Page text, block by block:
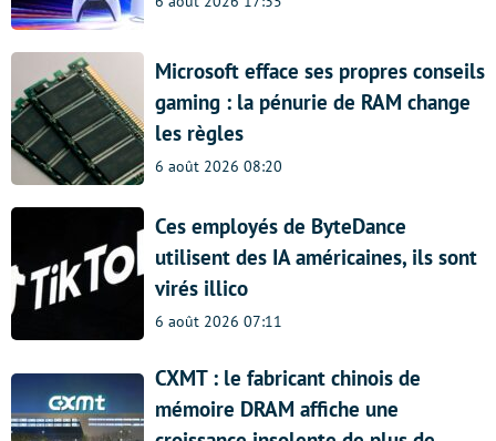
Microsoft efface ses propres conseils
gaming : la pénurie de RAM change
les règles
6 août 2026 08:20
Ces employés de ByteDance
utilisent des IA américaines, ils sont
virés illico
6 août 2026 07:11
CXMT : le fabricant chinois de
mémoire DRAM affiche une